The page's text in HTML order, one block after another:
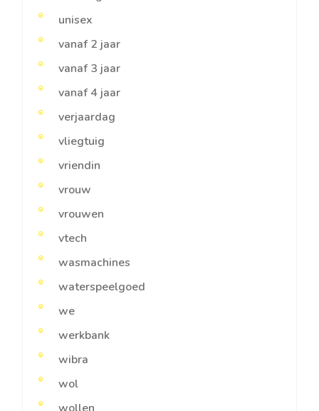
unisex
vanaf 2 jaar
vanaf 3 jaar
vanaf 4 jaar
verjaardag
vliegtuig
vriendin
vrouw
vrouwen
vtech
wasmachines
waterspeelgoed
we
werkbank
wibra
wol